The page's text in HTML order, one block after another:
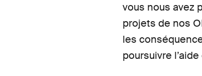
vous nous avez
projets de nos
les
poursuivre